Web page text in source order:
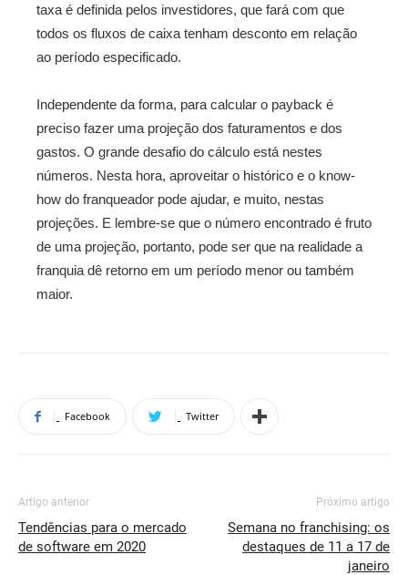
taxa é definida pelos investidores, que fará com que
todos os fluxos de caixa tenham desconto em relação
ao período especificado.
Independente da forma, para calcular o payback é
preciso fazer uma projeção dos faturamentos e dos
gastos. O grande desafio do cálculo está nestes
números. Nesta hora, aproveitar o histórico e o know-
how do franqueador pode ajudar, e muito, nestas
projeções. E lembre-se que o número encontrado é fruto
de uma projeção, portanto, pode ser que na realidade a
franquia dê retorno em um período menor ou também
maior.
Facebook Twitter
Artigo anterior
Tendências para o mercado
de software em 2020
Próximo artigo
Semana no franchising: os
destaques de 11 a 17 de
janeiro